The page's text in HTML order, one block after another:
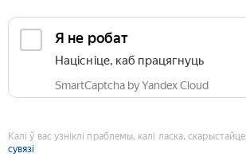
Я не робат
Націсніце, каб працягнуць
SmartCaptcha by Yandex Cloud
Калі ў вас узніклі праблемы, калі ласка, скарыстайце
сувязі